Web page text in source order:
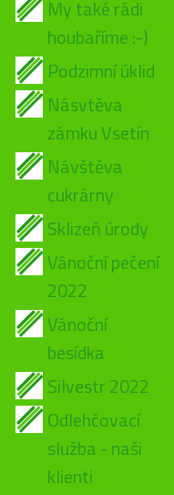
My také rádi
houbaříme :-)
Podzimní úklid
Násvtěva
zámku Vsetín
Návštěva
cukrárny
Sklizeň úrody
Vánoční pečení
2022
Vánoční
besídka
Silvestr 2022
Odlehčovací
služba - naši
klienti